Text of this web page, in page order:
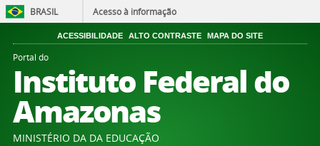
BRASIL Acesso à informação
ACESSIBILIDADE ALTO CONTRASTE MAPA DO SITE
Portal do
Instituto Federal do
Amazonas
MINISTÉRIO DA DA EDUCAÇÃO